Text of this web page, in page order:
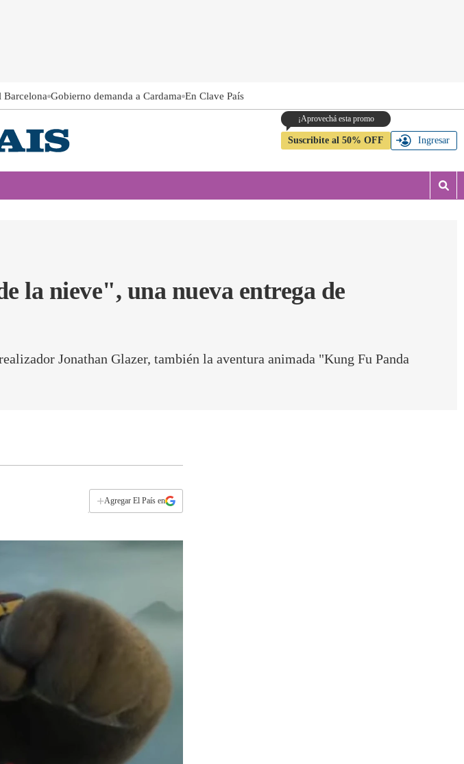
Barcelona Gobierno demanda a Cardama En Clave País
Suscribite al 50% OFF Ingresar
M
la nieve", una nueva entrega de
Jonathan Glazer, también la aventura animada "Kung Fu Panda
+Agregar El País en